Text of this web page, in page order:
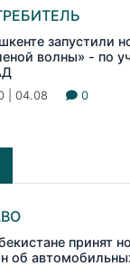
запустили
волны» - по
| 04.08 0
принят
об